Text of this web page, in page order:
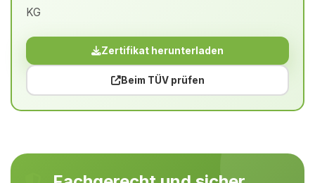
KG
Zertifikat herunterladen
Beim TÜV prüfen